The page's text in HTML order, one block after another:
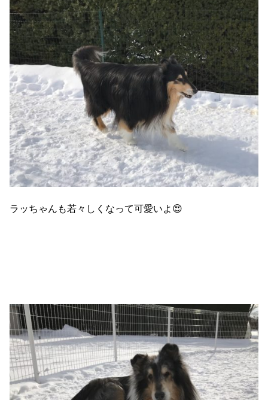
ラッちゃんも若々しくなって可愛いよ😍